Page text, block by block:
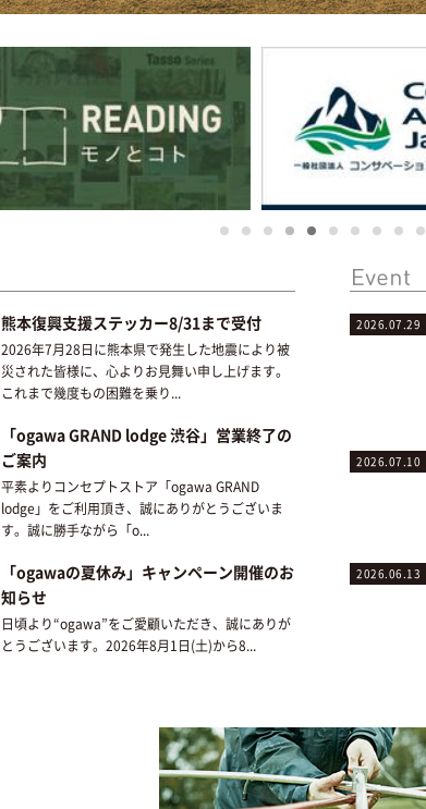
1 2 3 4 5 6 7 8 9 10
熊本復興支援ステッカー8/31まで受付
2026年7月28日に熊本県で発生した地震により被
災された皆様に、心よりお見舞い申し上げます。
これまで幾度もの困難を乗り...
「ogawa GRAND lodge 渋谷」営業終了の
ご案内
平素よりコンセプトストア「ogawa GRAND
lodge」をご利用頂き、誠にありがとうございま
す。誠に勝手ながら「o...
「ogawaの夏休み」キャンペーン開催のお
知らせ
日頃より“ogawa”をご愛顧いただき、誠にありが
とうございます。2026年8月1日(土)から8...
2026.07.29
2026.07.10
2026.06.13